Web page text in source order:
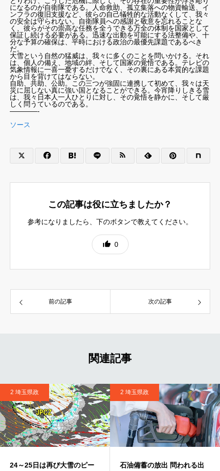
になるのが自衛隊である。人命救助、孤立集落への物資輸送、イ
ンフラの復旧支援など、彼らの自己犠牲的な活動なくして、我々
の安全は守られない。自衛隊員への感謝と敬意を忘れることな
く、彼らがその崇高な任務を全うできる万全の体制を国家として
保証し続ける必要がある。迅速な出動を可能にする法整備や、十
分な予算の確保は、平時における政治の最優先課題であるべき
だ。
大雪という自然の猛威は、我々に多くのことを問いかける。それ
は、個人の備え、地域の絆、そして国家の覚悟である。テレビの
気象情報に一喜一憂するだけでなく、その裏にある本質的な課題
から目を背けてはならない。
自助、共助、公助。この三つが強固に連携して初めて、我々は天
災に屈しない真に強い国となることができる。今宵降りしきる雪
は、我々日本人一人ひとりに対し、その覚悟を静かに、そして厳
しく問うているのである。
————-
ソース
この記事は役に立ちましたか？
参考になりましたら、下のボタンで教えてください。
0
前の記事 次の記事
関連記事
2 埼玉県政
24～25日は再び大雪のピー
2 埼玉県政
石油備蓄の放出 問われる出